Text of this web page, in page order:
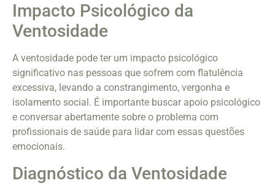
Impacto Psicológico da
Ventosidade
A ventosidade pode ter um impacto psicológico
significativo nas pessoas que sofrem com flatulência
excessiva, levando a constrangimento, vergonha e
isolamento social. É importante buscar apoio psicológico
e conversar abertamente sobre o problema com
profissionais de saúde para lidar com essas questões
emocionais.
Diagnóstico da Ventosidade